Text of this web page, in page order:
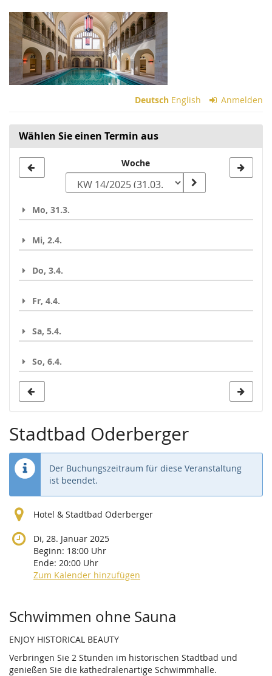
Zum
Haupt-
Inhalt
springen
Deutsch English Anmelden
Wählen Sie einen Termin aus
zur
auswählen
Woche
Mo, 31.3.
Mi, 2.4.
Do, 3.4.
Fr, 4.4.
Sa, 5.4.
So, 6.4.
Stadtbad Oderberger
Der Buchungszeitraum für diese Veranstaltung
ist beendet.
Hotel & Stadtbad Oderberger
Di, 28. Januar 2025
Beginn: 18:00 Uhr
Ende: 20:00 Uhr
Zum Kalender hinzufügen
Produkte
Schwimmen ohne Sauna
ENJOY HISTORICAL BEAUTY
Verbringen Sie 2 Stunden im historischen Stadtbad und
genießen Sie die kathedralenartige Schwimmhalle.